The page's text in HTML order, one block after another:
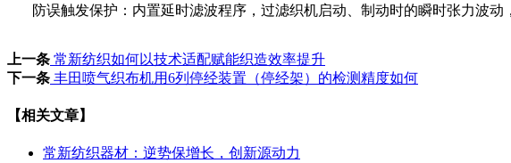
防误触发保护：内置延时滤波程序，过滤织机启动、制动时的瞬时张力波动
上一条 常新纺织如何以技术适配赋能织造效率提升
下一条 丰田喷气织布机用6列停经装置（停经架）的检测精度如何
【相关文章】
常新纺织器材：逆势保增长，创新源动力